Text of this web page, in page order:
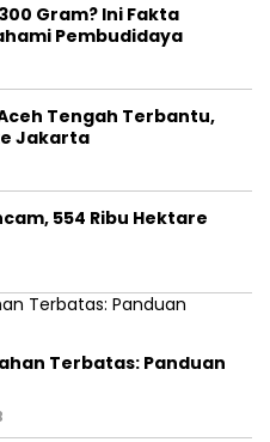
Gram? Ini Fakta
Pembudidaya
Tengah Terbantu,
Jakarta
554 Ribu Hektare
Terbatas: Panduan